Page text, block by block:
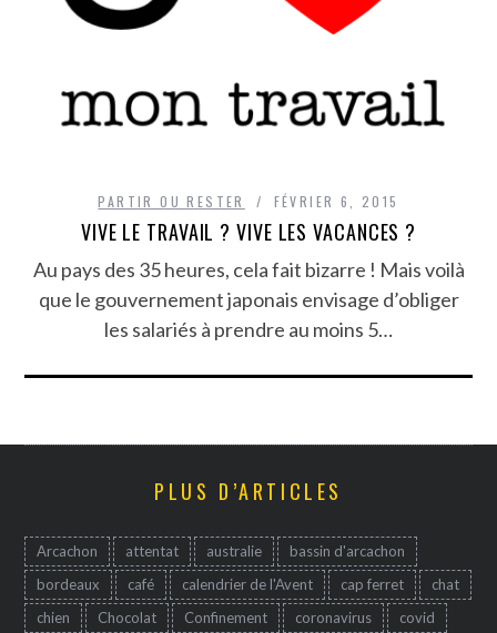
PARTIR OU RESTER FÉVRIER 6, 2015
VIVE LE TRAVAIL ? VIVE LES VACANCES ?
Au pays des 35 heures, cela fait bizarre ! Mais voilà
que le gouvernement japonais envisage d’obliger
les salariés à prendre au moins 5…
PLUS D’ARTICLES
Arcachon attentat australie
bassin d'arcachon
bordeaux
café calendrier de l'Avent cap ferret
chat
chien
Chocolat Confinement coronavirus
covid